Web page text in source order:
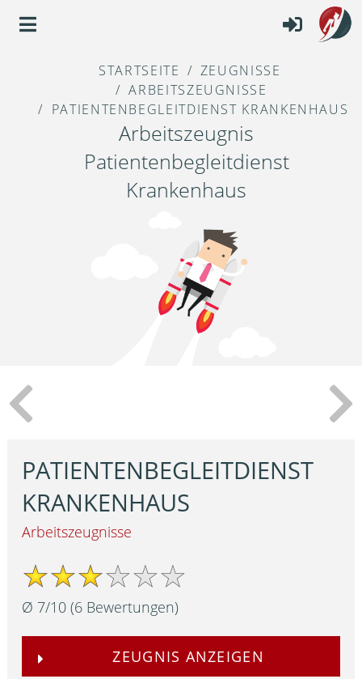
STARTSEITE
ZEUGNISSE
ARBEITSZEUGNISSE
PATIENTENBEGLEITDIENST KRANKENHAUS
Arbeitszeugnis
Patientenbegleitdienst
Krankenhaus
PATIENTENBEGLEITDIENST
KRANKENHAUS
Arbeitszeugnisse
Ø 7/10 (6 Bewertungen)
ZEUGNIS ANZEIGEN